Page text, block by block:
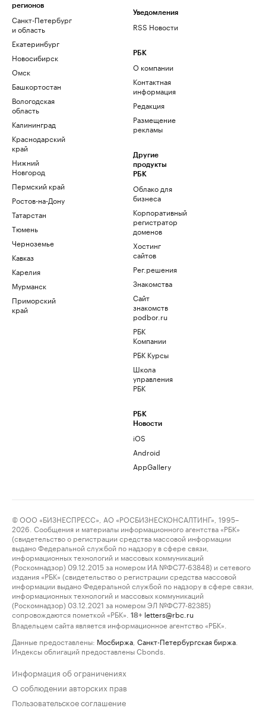
регионов
Санкт-Петербург
и область
Екатеринбург
Новосибирск
Омск
Башкортостан
Вологодская
область
Калининград
Краснодарский
край
Нижний
Новгород
Пермский край
Ростов-на-Дону
Татарстан
Тюмень
Черноземье
Кавказ
Карелия
Мурманск
Приморский
край
Уведомления
RSS Новости
РБК
О компании
Контактная
информация
Редакция
Размещение
рекламы
Другие
продукты
РБК
Облако для
бизнеса
Корпоративный
регистратор
доменов
Хостинг
сайтов
Рег.решения
Знакомства
Сайт
знакомств
podbor.ru
РБК
Компании
РБК Курсы
Школа
управления
РБК
РБК
Новости
iOS
Android
AppGallery
© ООО «БИЗНЕСПРЕСС», АО «РОСБИЗНЕСКОНСАЛТИНГ», 1995–
2026. Сообщения и материалы информационного агентства «РБК»
(свидетельство о регистрации средства массовой информации
выдано Федеральной службой по надзору в сфере связи,
информационных технологий и массовых коммуникаций
(Роскомнадзор) 09.12.2015 за номером ИА №ФС77-63848) и сетевого
издания «РБК» (свидетельство о регистрации средства массовой
информации выдано Федеральной службой по надзору в сфере связи,
информационных технологий и массовых коммуникаций
(Роскомнадзор) 03.12.2021 за номером ЭЛ №ФС77-82385)
сопровождаются пометкой «РБК».
18+ letters@rbc.ru
Владельцем сайта является информационное агентство «РБК».
Данные предоставлены: Мосбиржа Санкт-Петербургская биржа
Индексы облигаций предоставлены Cbonds.
Информация об ограничениях
О соблюдении авторских прав
Пользовательское соглашение